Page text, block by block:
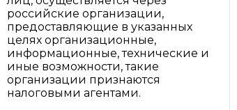
российские организации,
предоставляющие в указанных
целях организационные,
информационные, технические и
иные возможности, такие
организации признаются
налоговыми агентами.